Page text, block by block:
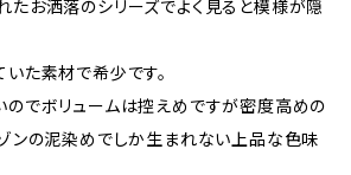
たお洒落のシリーズでよく見ると模様が隠
た素材で希少です。
のでボリュームは控えめですが密度高めの
ゾンの泥染めでしか生まれない上品な色味